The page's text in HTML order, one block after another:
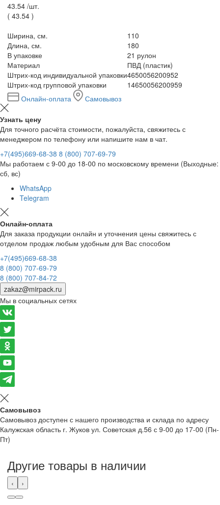
43.54 /шт.
( 43.54 )
Ширина, см.
110
Длина, см.
180
В упаковке
21 рулон
Материал
ПВД (пластик)
Штрих-код индивидуальной упаковки4650056200952
Штрих-код групповой упаковки
14650056200959
Онлайн-оплата
Самовывоз
Узнать цену
Для точного расчёта стоимости, пожалуйста, свяжитесь с
менеджером по телефону или напишите нам в чат.
+7(495)669-68-38 8 (800) 707-69-79
Мы работаем с 9-00 до 18-00 по московскому времени (Выходные:
сб, вс)
WhatsApp
Telegram
Онлайн-оплата
Для заказа продукции онлайн и уточнения цены свяжитесь с
отделом продаж любым удобным для Вас способом
+7(495)669-68-38
8 (800) 707-69-79
8 (800) 707-84-72
zakaz@mirpack.ru
Мы в социальных сетях
Самовывоз
Самовывоз доступен с нашего производства и склада по адресу
Калужская область г. Жуков ул. Советская д.56 с 9-00 до 17-00 (Пн-
Пт)
Другие товары в наличии
‹ ›